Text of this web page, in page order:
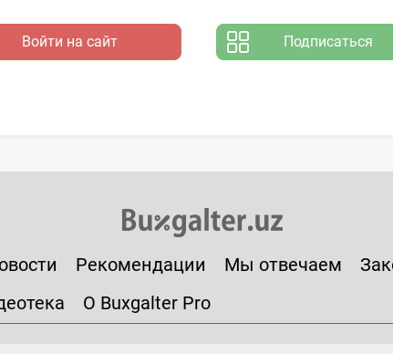
Войти на сайт Подписаться
Рекомендации Мы отвечаем
О Buxgalter Pro